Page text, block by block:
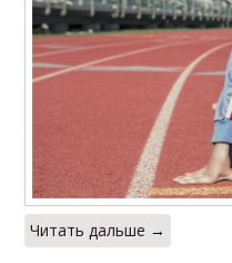
Читать дальше →